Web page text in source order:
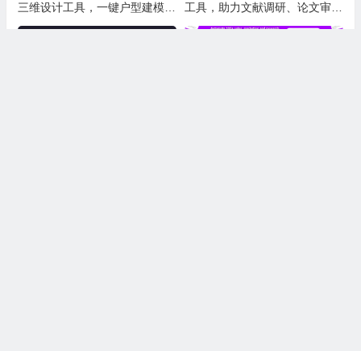
三维设计工具，一键户型建模、
实时改色布景助力装修设计
工具，助力文献调研、论文审阅
与日常学业研究工作